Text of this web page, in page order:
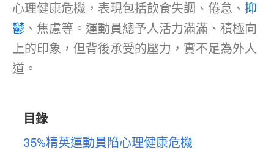
心理健康危機，表現包括飲食失調、倦怠、 抑
鬱 、焦慮等。運動員總予人活力滿滿、積極向
上的印象，但背後承受的壓力，實不足為外人
道。
目錄
35%精英運動員陷心理健康危機